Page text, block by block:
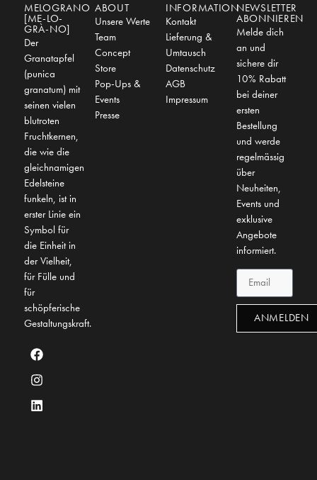
MELOGRANO
[ME-LO-
GRÀ-NO]
Der
Granatapfel
(punica
granatum) mit
seinen vielen
blutroten
Fruchtkernen,
die wie die
gleichnamigen
Edelsteine
funkeln, ist in
erster Linie ein
Symbol für
die Einheit in
der Vielheit,
für Fülle und
für
schöpferische
Gestaltungskraft.
ABOUT
Unsere Werte
Team
Concept
Store
Pop-Ups &
Events
Presse
INFORMATION
Kontakt
Lieferung &
Umtausch
Datenschutz
AGB
Impressum
NEWSLETTER
ABONNIEREN
Melde dich
an und
sichere dir
10% Rabatt
bei deiner
ersten
Bestellung
und werde
regelmässig
über
Neuheiten,
Events und
exklusive
Angebote
informiert.
ANMELDEN